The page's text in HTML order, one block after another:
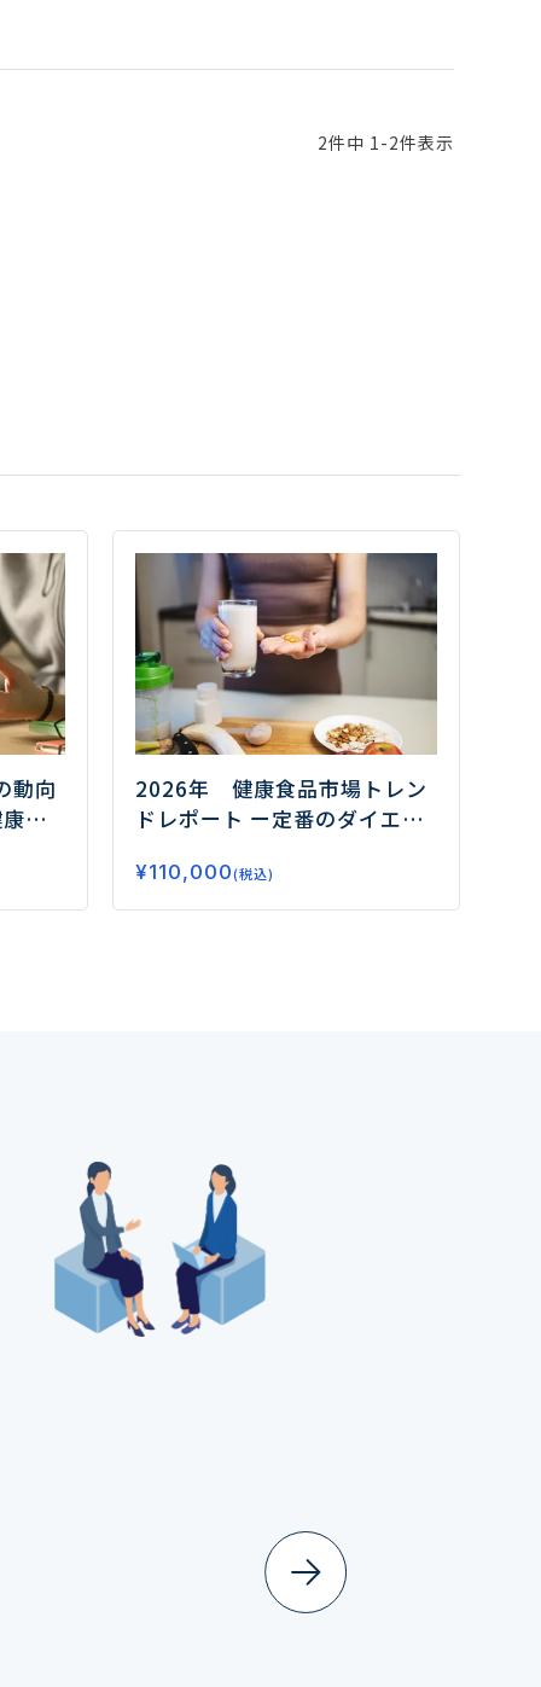
2件中 1-2件表示
動向
需
2026年 健康食品市場トレン
ドレポート ー定番のダイエッ
ア、グミサプリまでデータで
読み解く市場の未来ー
¥110,000(税込)